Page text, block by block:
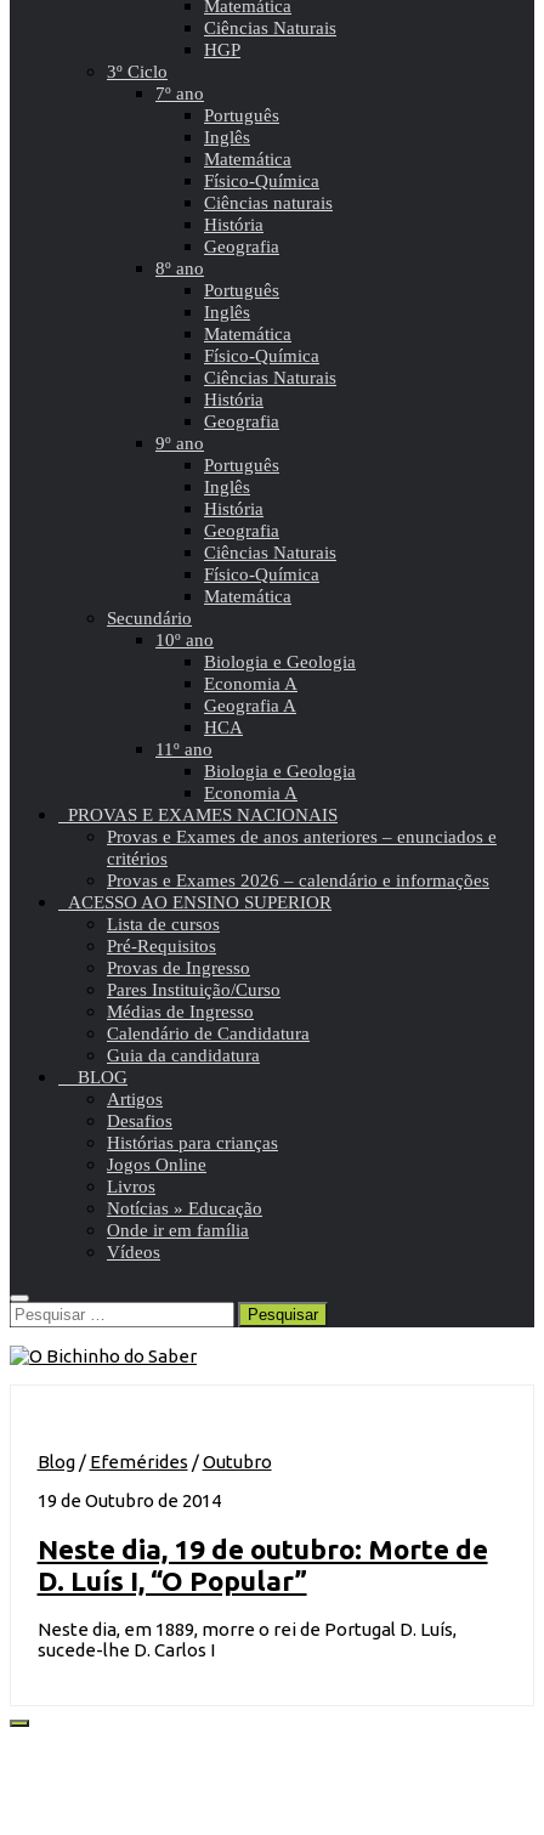
Matemática
Ciências Naturais
HGP
3º Ciclo
7º ano
Português
Inglês
Matemática
Físico-Química
Ciências naturais
História
Geografia
8º ano
Português
Inglês
Matemática
Físico-Química
Ciências Naturais
História
Geografia
9º ano
Português
Inglês
História
Geografia
Ciências Naturais
Físico-Química
Matemática
Secundário
10º ano
Biologia e Geologia
Economia A
Geografia A
HCA
11º ano
Biologia e Geologia
Economia A
PROVAS E EXAMES NACIONAIS
Provas e Exames de anos anteriores – enunciados e
critérios
Provas e Exames 2026 – calendário e informações
ACESSO AO ENSINO SUPERIOR
Lista de cursos
Pré-Requisitos
Provas de Ingresso
Pares Instituição/Curso
Médias de Ingresso
Calendário de Candidatura
Guia da candidatura
BLOG
Artigos
Desafios
Histórias para crianças
Jogos Online
Livros
Notícias » Educação
Onde ir em família
Vídeos
Pesquisar
por:
Blog/ Efemérides /Outubro
19 de Outubro de 2014
Neste dia, 19 de outubro: Morte de
D. Luís I, “O Popular”
Neste dia, em 1889, morre o rei de Portugal D. Luís,
sucede-lhe D. Carlos I